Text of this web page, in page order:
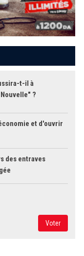
t-il à
?
et d'ouvrir
des entraves
Voter